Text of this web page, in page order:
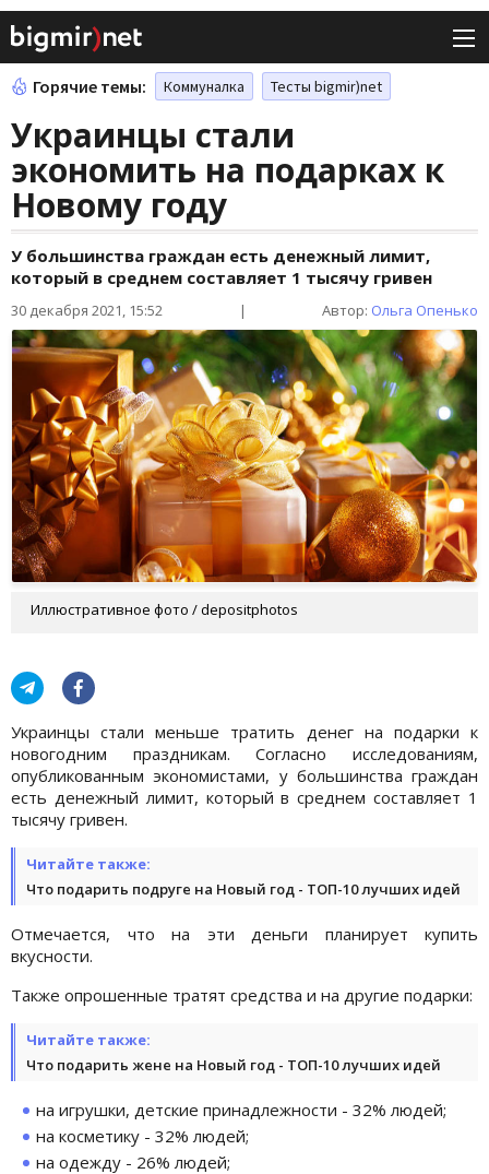
Горячие темы: Коммуналка Тесты bigmir)net
Украинцы стали
экономить на подарках к
Новому году
У большинства граждан есть денежный лимит,
который в среднем составляет 1 тысячу гривен
30 декабря 2021, 15:52 | Автор: Ольга Опенько
Иллюстративное фото / depositphotos
Украинцы стали меньше тратить денег на подарки к
новогодним праздникам. Согласно исследованиям,
опубликованным экономистами, у большинства граждан
есть денежный лимит, который в среднем составляет 1
тысячу гривен.
Читайте также:
Что подарить подруге на Новый год - ТОП-10 лучших идей
Отмечается, что на эти деньги планирует купить
вкусности.
Также опрошенные тратят средства и на другие подарки:
Читайте также:
Что подарить жене на Новый год - ТОП-10 лучших идей
на игрушки, детские принадлежности - 32% людей;
на косметику - 32% людей;
на одежду - 26% людей;